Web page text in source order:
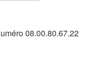
08.00.80.67.22